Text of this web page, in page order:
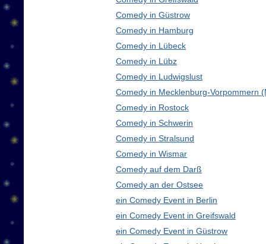
Comedy in Güstrow
Comedy in Hamburg
Comedy in Lübeck
Comedy in Lübz
Comedy in Ludwigslust
Comedy in Mecklenburg-Vorpommern
Comedy in Rostock
Comedy in Schwerin
Comedy in Stralsund
Comedy in Wismar
Comedy auf dem Darß
Comedy an der Ostsee
ein Comedy Event in Berlin
ein Comedy Event in Greifswald
ein Comedy Event in Güstrow